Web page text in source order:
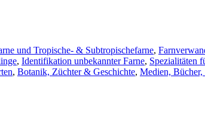
und Tropische- & Subtropischefarne,
, Identifikation unbekannter Farne, Spezialitäten
, Botanik, Züchter & Geschichte, Medien,